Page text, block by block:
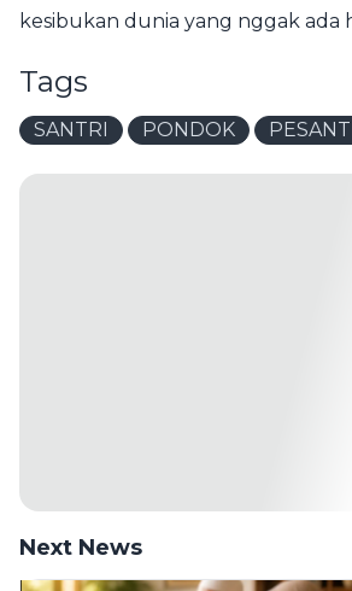
kesibukan dunia yang nggak ada
Tags
SANTRI PONDOK
Next News